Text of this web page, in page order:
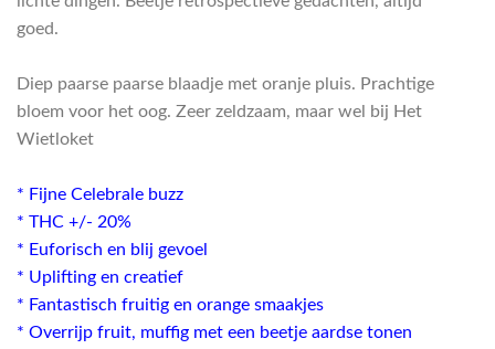
goed.
Diep paarse paarse blaadje met oranje pluis. Prachtige
bloem voor het oog. Zeer zeldzaam, maar wel bij Het
Wietloket
* Fijne Celebrale buzz
* THC +/- 20%
* Euforisch en blij gevoel
* Uplifting en creatief
* Fantastisch fruitig en orange smaakjes
* Overrijp fruit, muffig met een beetje aardse tonen